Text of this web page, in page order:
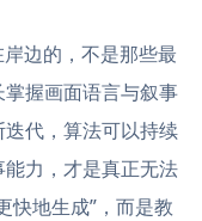
边的，不是那些最
握画面语言与叙事
代，算法可以持续
力，才是真正无法
快地生成”，而是教